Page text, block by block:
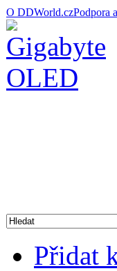
O DDWorld.czPodpora
Přidat